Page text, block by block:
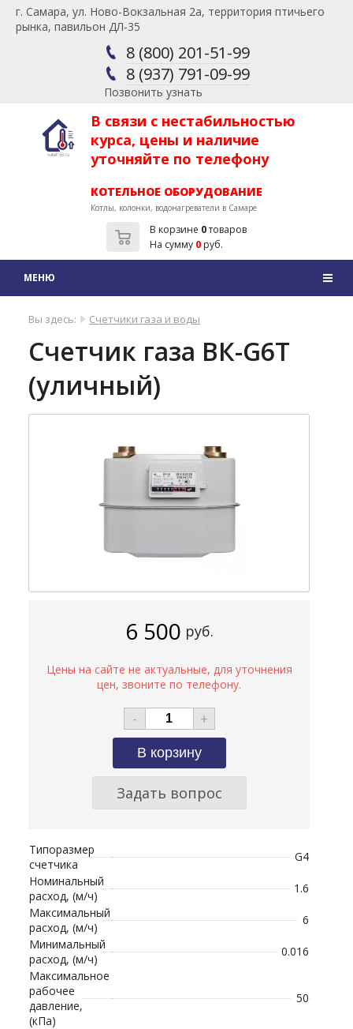
г. Самара, ул. Ново-Вокзальная 2а, территория птичьего
рынка, павильон ДЛ-35
8 (800) 201-51-99
8 (937) 791-09-99
Позвонить узнать
В связи с нестабильностью
курса, цены и наличие
уточняйте по телефону
КОТЕЛЬНОЕ ОБОРУДОВАНИЕ
Котлы, колонки, водонагреватели в Самаре
В корзине 0товаров
На сумму 0руб.
Вы здесь: Счетчики газа и воды
Счетчик газа ВК-G6Т
(уличный)
6 500 руб.
- +
Задать вопрос
Типоразмер
счетчика
G4
Номинальный
расход, (м/ч)
1.6
Максимальный
расход, (м/ч)
6
Минимальный
расход, (м/ч)
0.016
Максимальное
рабочее
давление,
(кПа)
50